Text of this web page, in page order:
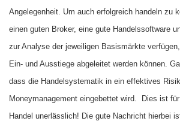
Angelegenheit. Um auch erfolgreich handeln zu
einen guten Broker, eine gute Handelssoftware
zur Analyse der jeweiligen Basismärkte
Ein- und Ausstiege abgeleitet werden können.
dass die Handelsystematik in ein effektives
Moneymanagement eingebettet wird.
Dies ist
Handel unerlässlich! Die gute Nachricht hierbei